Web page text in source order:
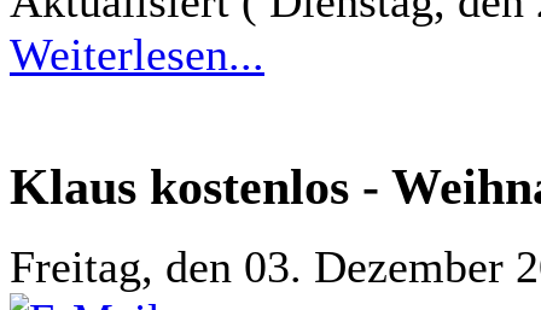
Weiterlesen...
Klaus kostenlos -
Freitag, den 03. Dezember